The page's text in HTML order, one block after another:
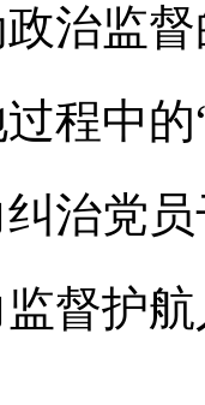
治监
程中
治党
督护